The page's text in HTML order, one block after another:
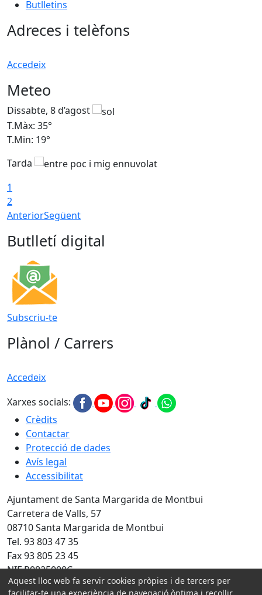
Butlletins
Adreces i telèfons
Accedeix
Meteo
Dissabte, 8 d’agost
T.Màx: 35°
T.Min: 19°
Tarda
1
2
AnteriorSegüent
Butlletí digital
Subscriu-te
Plànol / Carrers
Accedeix
Xarxes socials:
Crèdits
Contactar
Protecció de dades
Avís legal
Accessibilitat
Ajuntament de Santa Margarida de Montbui
Carretera de Valls, 57
08710 Santa Margarida de Montbui
Tel. 93 803 47 35
Fax 93 805 23 45
NIF P0825000C
Aquest lloc web fa servir cookies pròpies i de tercers per